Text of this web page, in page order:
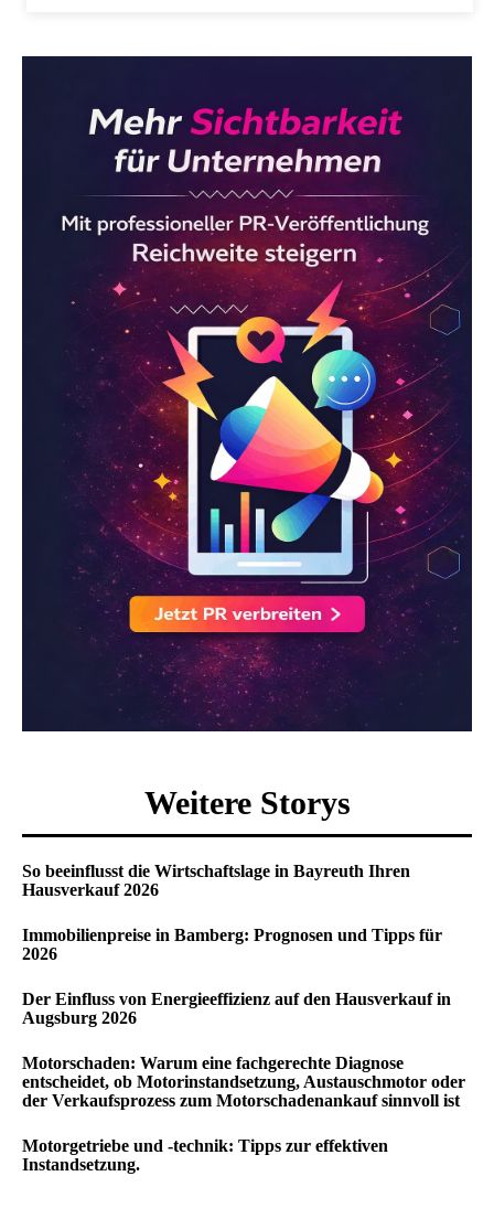
Weitere Storys
So beeinflusst die Wirtschaftslage in Bayreuth Ihren
Hausverkauf 2026
Immobilienpreise in Bamberg: Prognosen und Tipps für
2026
Der Einfluss von Energieeffizienz auf den Hausverkauf in
Augsburg 2026
Motorschaden: Warum eine fachgerechte Diagnose
entscheidet, ob Motorinstandsetzung, Austauschmotor oder
der Verkaufsprozess zum Motorschadenankauf sinnvoll ist
Motorgetriebe und -technik: Tipps zur effektiven
Instandsetzung.